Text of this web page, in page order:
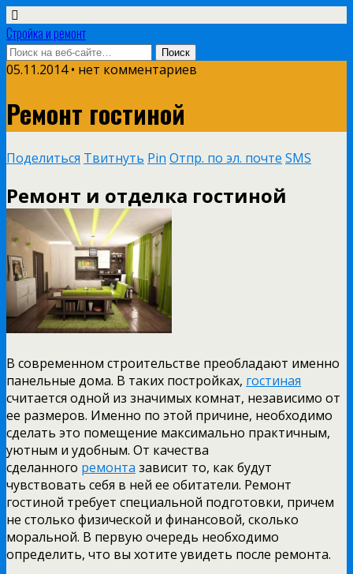
Стройка и ремонт
05.11.2014 • нет комментариев
Ремонт гостиной
Поделиться Твитнуть Pin Отпр. по эл. почте SMS
Ремонт и отделка гостиной
В современном строительстве преобладают именно
панельные дома. В таких постройках, гостиная
считается одной из значимых комнат, независимо от
ее размеров. Именно по этой причине, необходимо
сделать это помещение максимально практичным,
уютным и удобным. От качества
сделанного ремонта зависит то, как будут
чувствовать себя в ней ее обитатели. Ремонт
гостиной требует специальной подготовки, причем
не столько физической и финансовой, сколько
моральной. В первую очередь необходимо
определить, что вы хотите увидеть после ремонта.